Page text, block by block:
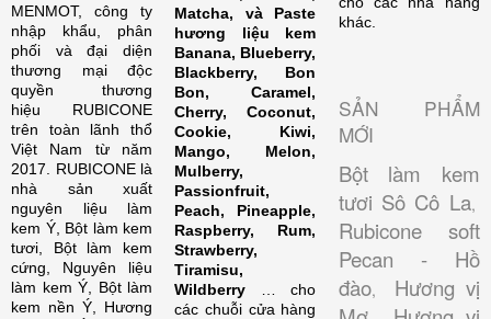
MENMOT, công ty
nhập khẩu, phân
phối và đại diện
thương mại độc
quyền thương
hiệu RUBICONE
trên toàn lãnh thổ
Việt Nam từ năm
2017. RUBICONE là
nhà sản xuất
nguyên liệu làm
kem Ý, Bột làm kem
tươi, Bột làm kem
cứng, Nguyên liệu
làm kem Ý, Bột làm
kem nền Ý, Hương
Matcha, và Paste
hương liệu kem
Banana, Blueberry,
Blackberry, Bon
Bon, Caramel,
Cherry, Coconut,
Cookie, Kiwi,
Mango, Melon,
Mulberry,
Passionfruit,
Peach, Pineapple,
Raspberry, Rum,
Strawberry,
Tiramisu,
Wildberry … cho
các chuỗi cửa hàng
khác.
SẢN PHẨM
MỚI
Bột làm kem
tươi Sô Cô La,
Rubicone soft
Pecan - Hồ
đào, Hương vị